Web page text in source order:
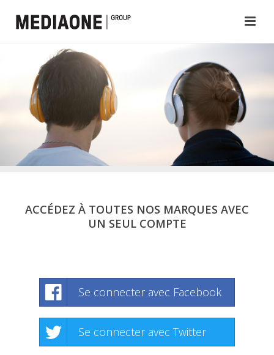
ACCÉDEZ À TOUTES NOS MARQUES AVEC
UN SEUL COMPTE
Se connecter avec Facebook
Se connecter avec Twitter